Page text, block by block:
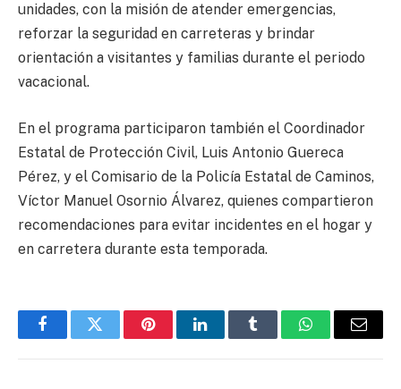
unidades, con la misión de atender emergencias,
reforzar la seguridad en carreteras y brindar
orientación a visitantes y familias durante el periodo
vacacional.
En el programa participaron también el Coordinador
Estatal de Protección Civil, Luis Antonio Guereca
Pérez, y el Comisario de la Policía Estatal de Caminos,
Víctor Manuel Osornio Álvarez, quienes compartieron
recomendaciones para evitar incidentes en el hogar y
en carretera durante esta temporada.
FacebookTwitter PinterestLinkedInTumblr WhatsAppEmail